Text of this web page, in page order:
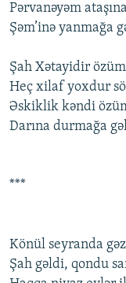
Pərvanəyəm
Şəm’inə yanmağa
Şah Xətayidir
Heç xilaf yоxdur
Əskiklik kəndi
Darına durmağa
***
Könül seyranda
Şah gəldi, qоndu